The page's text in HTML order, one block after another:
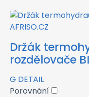
Držák
rozdělovače
G DETAIL
Porovnání